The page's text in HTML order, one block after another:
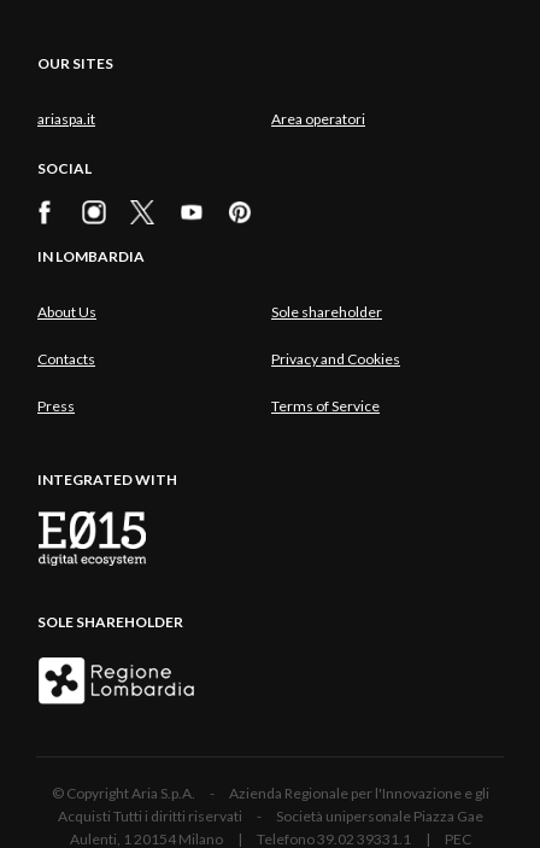
OUR SITES
ariaspa.it Area operatori
SOCIAL
IN LOMBARDIA
About Us Sole shareholder
Contacts Privacy and Cookies
Press Terms of Service
INTEGRATED WITH
SOLE SHAREHOLDER
© Copyright Aria S.p.A. - Azienda Regionale per l'Innovazione e gli
Acquisti Tutti i diritti riservati - Società unipersonale Piazza Gae
Aulenti, 1 20154 Milano | Telefono 39.02 39331.1 | PEC